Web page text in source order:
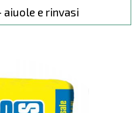
aiuole e rinvasi